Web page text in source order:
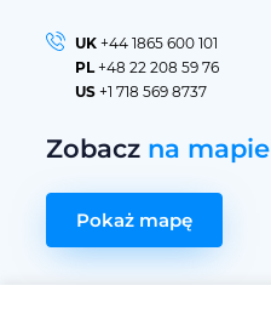
UK +44 1865 600 101
PL +48 22 208 59 76
US +1 718 569 8737
Zobacz na mapie
Pokaż mapę